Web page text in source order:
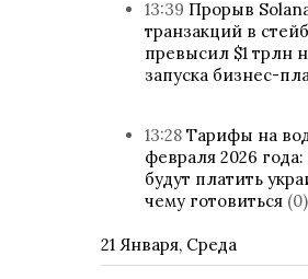
13:39 Прорыв
транзакций в
превысил $1 трлн
запуска бизнес-
13:28 Тарифы на
февраля 2026 года:
будут платить
чему готовиться (0)
21 Января, Среда